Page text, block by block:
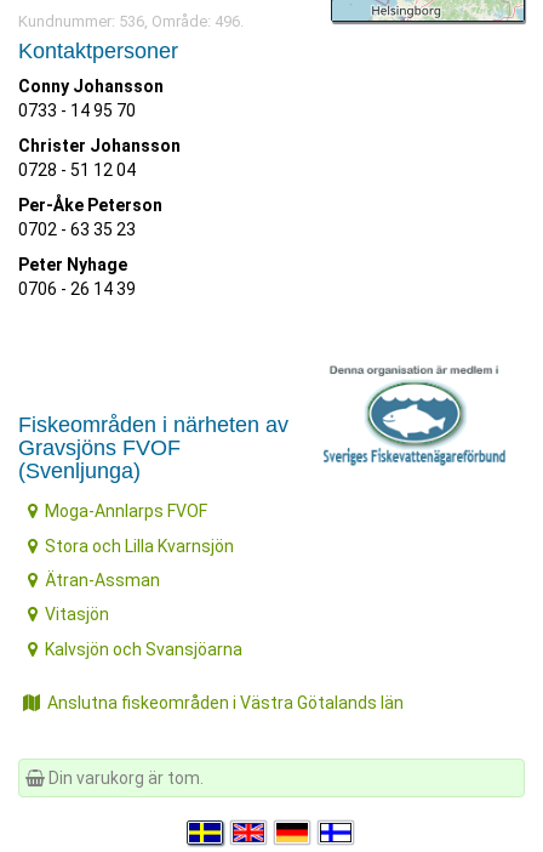
Kundnummer: 536, Område: 496.
Kontaktpersoner
Conny Johansson
0733 - 14 95 70
Christer Johansson
0728 - 51 12 04
Per-Åke Peterson
0702 - 63 35 23
Peter Nyhage
0706 - 26 14 39
Fiskeområden i närheten av
Gravsjöns FVOF
(Svenljunga)
Moga-Annlarps FVOF
Stora och Lilla Kvarnsjön
Ätran-Assman
Vitasjön
Kalvsjön och Svansjöarna
Anslutna fiskeområden i Västra Götalands län
Din varukorg är tom.